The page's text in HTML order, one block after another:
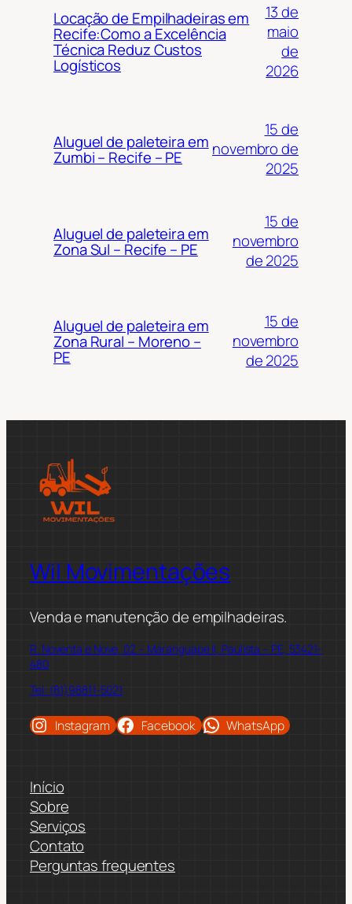
Locação de Empilhadeiras em
Recife:Como a Excelência
Técnica Reduz Custos
Logísticos
13 de
maio
de
2026
Aluguel de paleteira em
Zumbi – Recife – PE
15 de
novembro de
2025
Aluguel de paleteira em
Zona Sul – Recife – PE
15 de
novembro
de 2025
Aluguel de paleteira em
Zona Rural – Moreno –
PE
15 de
novembro
de 2025
Wil Movimentações
Venda e manutenção de empilhadeiras.
R. Noventa e Nove, 02 – Maranguape II, Paulista – PE, 53421-
480
Tel: (81)98811-5021
Instagram Facebook WhatsApp
Início
Sobre
Serviços
Contato
Perguntas frequentes